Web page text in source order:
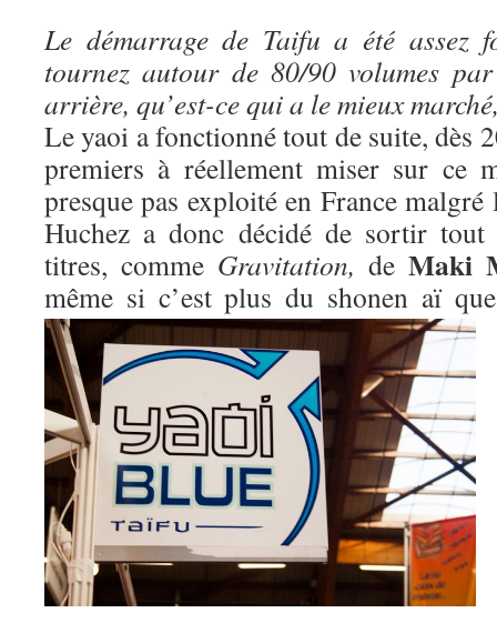
Le démarrage de Taifu a été assez
tournez autour de 80/90 volumes
arrière, qu’est-ce qui a le mieux
Le yaoi a fonctionné tout de suite, dès
premiers à réellement miser sur ce
presque pas exploité en France
Huchez a donc décidé de sortir tout
titres, comme Gravitation, de Maki
même si c’est plus du shonen aï